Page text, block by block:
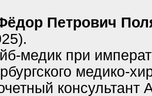
старых
до 1917 г.